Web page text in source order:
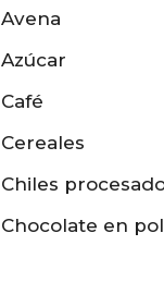
Avena
Azúcar
Café
Cereales
Chiles
Chocolate en